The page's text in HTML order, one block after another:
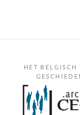
HET